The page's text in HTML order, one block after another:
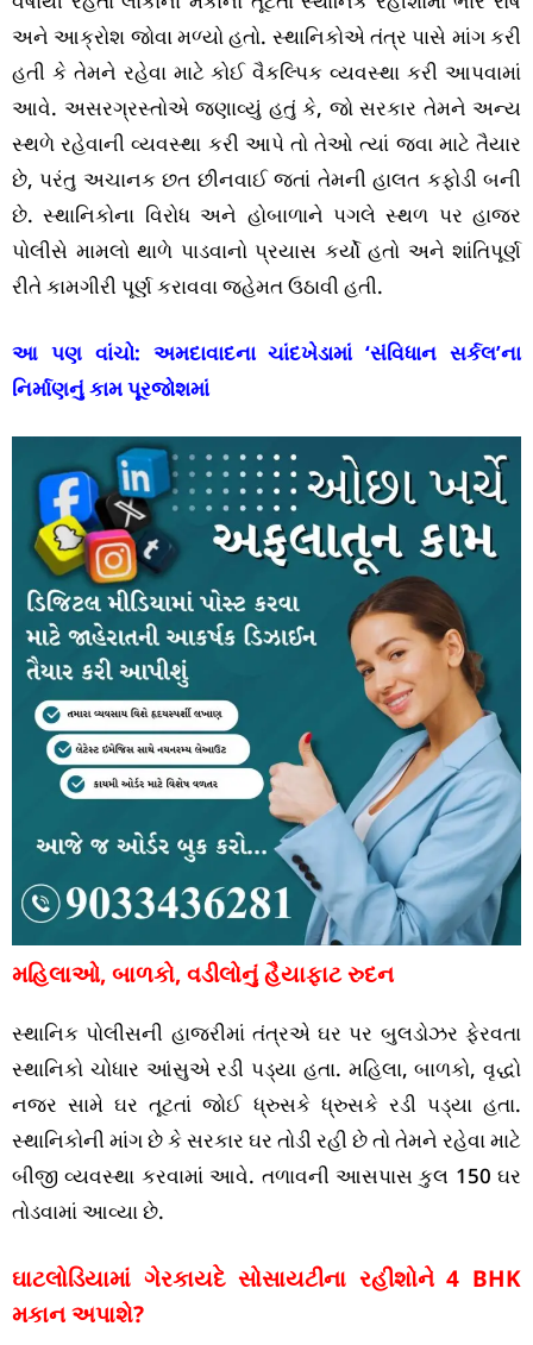
અને આક્રોશ જોવા મળ્યો હતો. સ્થાનિકોએ તંત્ર પાસે માંગ કરી
હતી કે તેમને રહેવા માટે કોઈ વૈકલ્પિક વ્યવસ્થા કરી આપવામાં
આવે. અસરગ્રસ્તોએ જણાવ્યું હતું કે, જો સરકાર તેમને અન્ય
સ્થળે રહેવાની વ્યવસ્થા કરી આપે તો તેઓ ત્યાં જવા માટે તૈયાર
છે, પરંતુ અચાનક છત છીનવાઈ જતાં તેમની હાલત કફોડી બની
છે. સ્થાનિકોના વિરોધ અને હોબાળાને પગલે સ્થળ પર હાજર
પોલીસે મામલો થાળે પાડવાનો પ્રયાસ કર્યો હતો અને શાંતિપૂર્ણ
રીતે કામગીરી પૂર્ણ કરાવવા જહેમત ઉઠાવી હતી.
આ પણ વાંચો: અમદાવાદના ચાંદખેડામાં ‘સંવિધાન સર્કલ’ના
નિર્માણનું કામ પૂરજોશમાં
મહિલાઓ, બાળકો, વડીલોનું હૈયાફાટ રુદન
સ્થાનિક પોલીસની હાજરીમાં તંત્રએ ઘર પર બુલડોઝર ફેરવતા
સ્થાનિકો ચોધાર આંસુએ રડી પડ્યા હતા. મહિલા, બાળકો, વૃદ્ધો
નજર સામે ઘર તૂટતાં જોઈ ધ્રુસકે ધ્રુસકે રડી પડ્યા હતા.
સ્થાનિકોની માંગ છે કે સરકાર ઘર તોડી રહી છે તો તેમને રહેવા માટે
બીજી વ્યવસ્થા કરવામાં આવે. તળાવની આસપાસ કુલ 150 ઘર
તોડવામાં આવ્યા છે.
ઘાટલોડિયામાં ગેરકાયદે સોસાયટીના રહીશોને 4 BHK
મકાન અપાશે?